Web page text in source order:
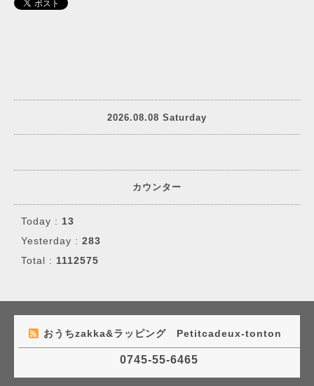
2026.08.08 Saturday
カウンター
Today : 13
Yesterday : 283
Total : 1112575
おうちzakka&ラッピング Petitcadeux-tonton
0745-55-6465